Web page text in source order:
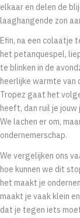
elkaar en delen de
laaghangende zon
Efin, na een colaatje
het petanquespel,
te blinken in de
heerlijke warmte van
Tropez gaat het
heeft, dan ruil je
We lachen er om,
ondernemerschap.
We vergelijken ons
hoe kunnen we dit
het maakt je
maakt je vaak klein
dat je tegen iets